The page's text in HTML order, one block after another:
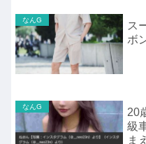
なんG
ス
ボ
なんG
20
級
ま